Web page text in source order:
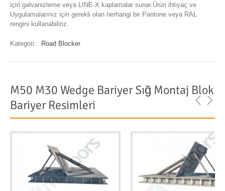
için galvanizleme veya LINE-X kaplamalar sunar.Ürün ihtiyaç ve
Uygulamalarınız için gerekli olan herhangi bir Pantone veya RAL
rengini kullanabiliriz.
Kategori: Road Blocker
M50 M30 Wedge Bariyer Sığ Montaj Blok
Bariyer Resimleri